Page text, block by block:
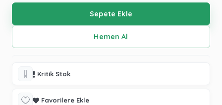
Kritik Stok
Favorilere Ekle